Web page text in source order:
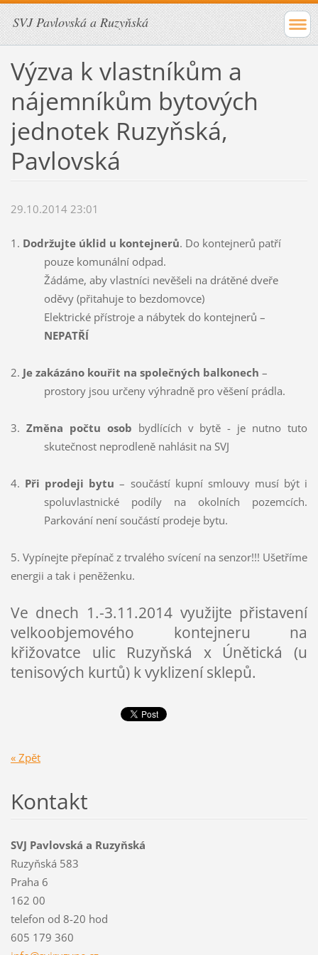
SVJ Pavlovská a Ruzyňská
Výzva k vlastníkům a
nájemníkům bytových
jednotek Ruzyňská,
Pavlovská
29.10.2014 23:01
1. Dodržujte úklid u kontejnerů. Do kontejnerů patří
pouze komunální odpad.
Žádáme, aby vlastníci nevěšeli na drátěné dveře
oděvy (přitahuje to bezdomovce)
Elektrické přístroje a nábytek do kontejnerů –
NEPATŘÍ
2. Je zakázáno kouřit na společných balkonech –
prostory jsou určeny výhradně pro věšení prádla.
3. Změna počtu osob bydlících v bytě - je nutno tuto
skutečnost neprodleně nahlásit na SVJ
4. Při prodeji bytu – součástí kupní smlouvy musí být i
spoluvlastnické podíly na okolních pozemcích.
Parkování není součástí prodeje bytu.
5. Vypínejte přepínač z trvalého svícení na senzor!!! Ušetříme
energii a tak i peněženku.
Ve dnech 1.-3.11.2014 využijte přistavení
velkoobjemového kontejneru na
křižovatce ulic Ruzyňská x Únětická (u
tenisových kurtů) k vyklizení sklepů.
« Zpět
Kontakt
SVJ Pavlovská a Ruzyňská
Ruzyňská 583
Praha 6
162 00
telefon od 8-20 hod
605 179 360